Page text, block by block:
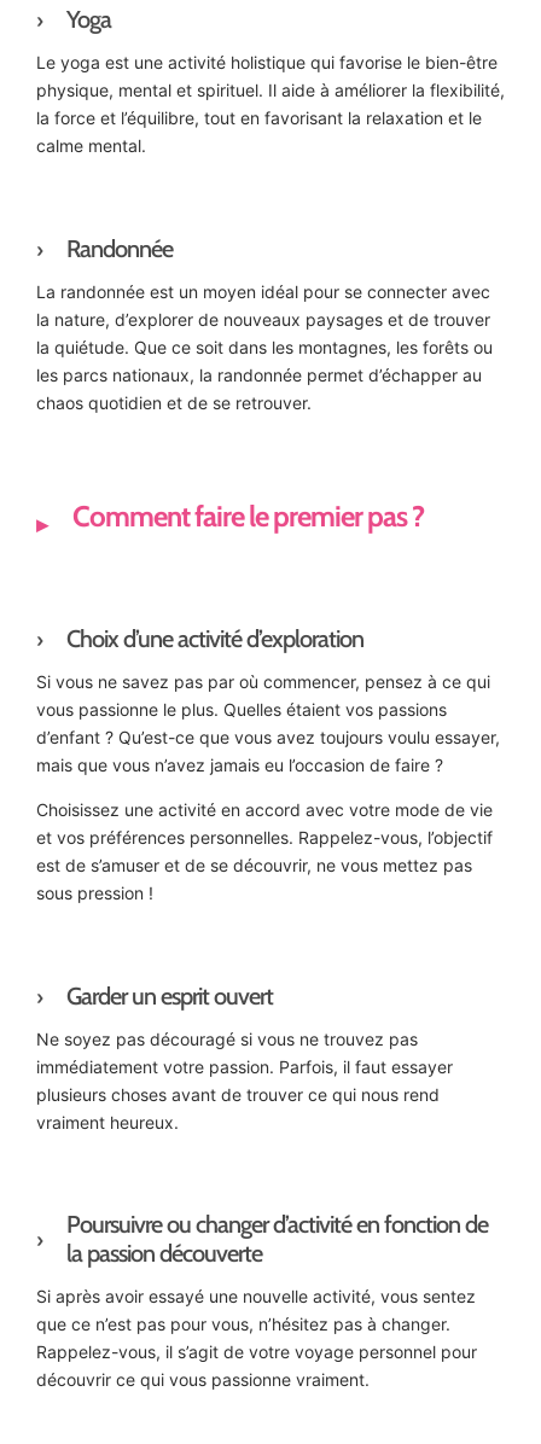
Yoga
Le yoga est une activité holistique qui favorise le bien-être
physique, mental et spirituel. Il aide à améliorer la flexibilité,
la force et l’équilibre, tout en favorisant la relaxation et le
calme mental.
Randonnée
La randonnée est un moyen idéal pour se connecter avec
la nature, d’explorer de nouveaux paysages et de trouver
la quiétude. Que ce soit dans les montagnes, les forêts ou
les parcs nationaux, la randonnée permet d’échapper au
chaos quotidien et de se retrouver.
Comment faire le premier pas ?
Choix d’une activité d’exploration
Si vous ne savez pas par où commencer, pensez à ce qui
vous passionne le plus. Quelles étaient vos passions
d’enfant ? Qu’est-ce que vous avez toujours voulu essayer,
mais que vous n’avez jamais eu l’occasion de faire ?
Choisissez une activité en accord avec votre mode de vie
et vos préférences personnelles. Rappelez-vous, l’objectif
est de s’amuser et de se découvrir, ne vous mettez pas
sous pression !
Garder un esprit ouvert
Ne soyez pas découragé si vous ne trouvez pas
immédiatement votre passion. Parfois, il faut essayer
plusieurs choses avant de trouver ce qui nous rend
vraiment heureux.
Poursuivre ou changer d’activité en fonction de
la passion découverte
Si après avoir essayé une nouvelle activité, vous sentez
que ce n’est pas pour vous, n’hésitez pas à changer.
Rappelez-vous, il s’agit de votre voyage personnel pour
découvrir ce qui vous passionne vraiment.